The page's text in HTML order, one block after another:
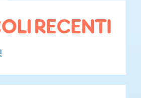
RECENTI